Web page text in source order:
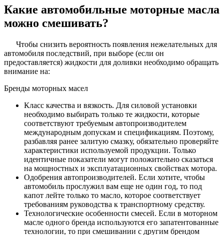
Какие автомобильные моторные масла
можно смешивать?
Чтобы снизить вероятность появления нежелательных для
автомобиля последствий, при выборе (если он
предоставляется) жидкости для доливки необходимо обращать
внимание на:
Бренды моторных масел
Класс качества и вязкость. Для силовой установки
необходимо выбирать только те жидкости, которые
соответствуют требуемым автопроизводителем
международным допускам и спецификациям. Поэтому,
разбавляя ранее залитую смазку, обязательно проверяйте
характеристики используемой продукции. Только
идентичные показатели могут положительно сказаться
на мощностных и эксплуатационных свойствах мотора.
Одобрения автопроизводителей. Если хотите, чтобы
автомобиль прослужил вам еще не один год, то под
капот лейте только то масло, которое соответствует
требованиям руководства к транспортному средству.
Технологические особенности смесей. Если в моторном
масле одного бренда используются его запатентованные
технологии, то при смешивании с другим брендом